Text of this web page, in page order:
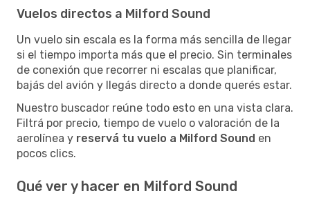
Vuelos directos a Milford Sound
Un vuelo sin escala es la forma más sencilla de llegar
si el tiempo importa más que el precio. Sin terminales
de conexión que recorrer ni escalas que planificar,
bajás del avión y llegás directo a donde querés estar.
Nuestro buscador reúne todo esto en una vista clara.
Filtrá por precio, tiempo de vuelo o valoración de la
aerolínea y reservá tu vuelo a Milford Sound en
pocos clics.
Qué ver y hacer en Milford Sound